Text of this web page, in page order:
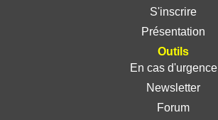
S'inscrire
Présentation
Outils
En cas d'urgence
Newsletter
Forum